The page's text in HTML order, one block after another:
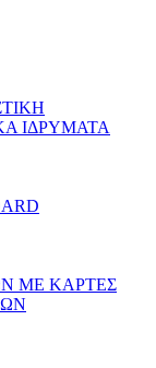
ΙΔΡΥΜΑΤΑ
ΜΕ ΚΑΡΤΕΣ